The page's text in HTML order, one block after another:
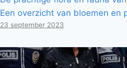
Een overzicht van bloemen en
23 september 2023